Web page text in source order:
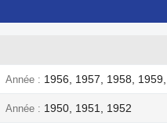
Année 1956, 1957, 1958,
Année 1950, 1951, 1952